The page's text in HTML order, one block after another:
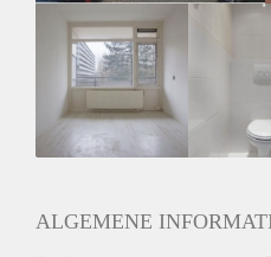
ALGEMENE